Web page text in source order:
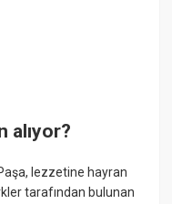
alıyor?
lezzetine hayran
tarafından bulunan